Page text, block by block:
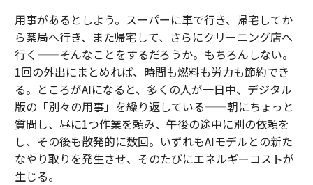
用事があるとしよう。スーパーに車で行き、帰宅してか
ら薬局へ行き、また帰宅して、さらにクリーニング店へ
行く——そんなことをするだろうか。もちろんしない。
1回の外出にまとめれば、時間も燃料も労力も節約でき
る。ところがAIになると、多くの人が一日中、デジタル
版の「別々の用事」を繰り返している——朝にちょっと
質問し、昼に1つ作業を頼み、午後の途中に別の依頼を
し、その後も散発的に数回。いずれもAIモデルとの新た
なやり取りを発生させ、そのたびにエネルギーコストが
生じる。